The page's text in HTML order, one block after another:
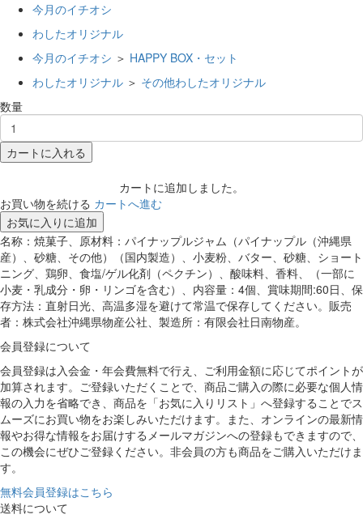
今月のイチオシ
わしたオリジナル
今月のイチオシ ＞ HAPPY BOX・セット
わしたオリジナル ＞ その他わしたオリジナル
数量
カートに入れる
カートに追加しました。
お買い物を続ける カートへ進む
お気に入りに追加
名称：焼菓子、原材料：パイナップルジャム（パイナップル（沖縄県
産）、砂糖、その他）（国内製造）、小麦粉、バター、砂糖、ショート
ニング、鶏卵、食塩/ゲル化剤（ペクチン）、酸味料、香料、（一部に
小麦・乳成分・卵・リンゴを含む）、内容量：4個、賞味期間:60日、保
存方法：直射日光、高温多湿を避けて常温で保存してください。販売
者：株式会社沖縄県物産公社、製造所：有限会社日南物産。
会員登録について
会員登録は入会金・年会費無料で行え、ご利用金額に応じてポイントが
加算されます。ご登録いただくことで、商品ご購入の際に必要な個人情
報の入力を省略でき、商品を「お気に入りリスト」へ登録することでス
ムーズにお買い物をお楽しみいただけます。また、オンラインの最新情
報やお得な情報をお届けするメールマガジンへの登録もできますので、
この機会にぜひご登録ください。非会員の方も商品をご購入いただけま
す。
無料会員登録はこちら
送料について